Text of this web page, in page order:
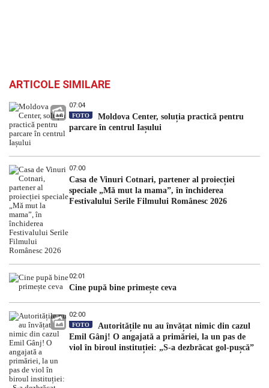
ARTICOLE SIMILARE
07:04
FOTO
Moldova Center, soluția practică pentru
parcare în centrul Iașului
07:00
Casa de Vinuri Cotnari, partener al proiecției
speciale „Mă mut la mama”, în închiderea
Festivalului Serile Filmului Românesc 2026
02:01
Cine pupă bine primește ceva
02:00
FOTO
Autoritățile nu au învățat nimic din cazul
Emil Gânj! O angajată a primăriei, la un pas de
viol în biroul instituției: „S-a dezbrăcat gol-pușcă”